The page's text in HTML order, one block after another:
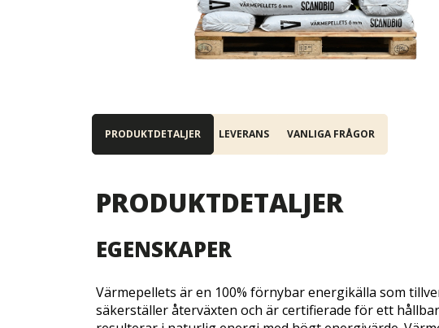
PRODUKTDETALJER LEVERANS VANLIGA FRÅGOR
PRODUKTDETALJER
EGENSKAPER
Värmepellets är en 100% förnybar energikälla som
säkerställer återväxten och är certifierade för ett